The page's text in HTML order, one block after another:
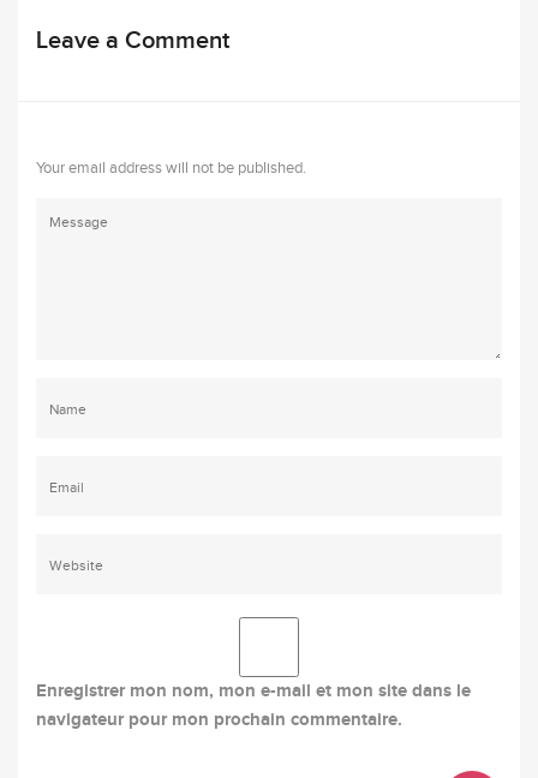
Leave a Comment
Your email address will not be published.
Enregistrer mon nom, mon e-mail et mon site dans le
navigateur pour mon prochain commentaire.